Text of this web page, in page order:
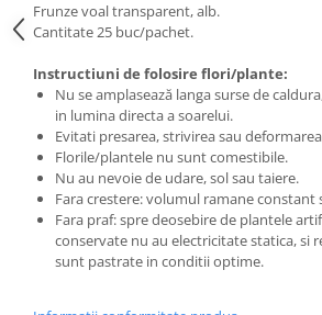
Frunze voal transparent, alb.
Cantitate 25 buc/pachet.
Instructiuni de folosire flori/plante:
Nu se amplasează langa surse de
in lumina directa a soarelui.
Evitati presarea, strivirea sau
Florile/plantele nu sunt comestibile.
Nu au nevoie de udare, sol sau taiere.
Fara crestere: volumul ramane constant
Fara praf: spre deosebire de plantele
conservate nu au electricitate statica, si
sunt pastrate in conditii optime.